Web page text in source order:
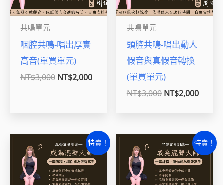
共鳴單元
咽腔共鳴-唱出厚實
高音(單買單元)
NT$3,000 NT$2,000
共鳴單元
頭腔共鳴-唱出動人
假音與真假音轉換
(單買單元)
NT$3,000 NT$2,000
特賣！
原
始
價
格：
NT$3,000。
目
前
價
NT$2,000。
特賣！
原
始
價
格：
NT$3,000。
目
前
價